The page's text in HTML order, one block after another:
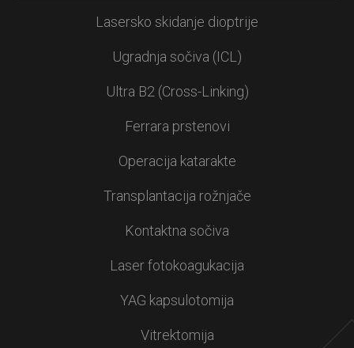
Lasersko skidanje dioptrije
Ugradnja sočiva (ICL)
Ultra B2 (Cross-Linking)
Ferrara prstenovi
Operacija katarakte
Transplantacija rožnjače
Kontaktna sočiva
Laser fotokoagukacija
YAG kapsulotomija
Vitrektomija